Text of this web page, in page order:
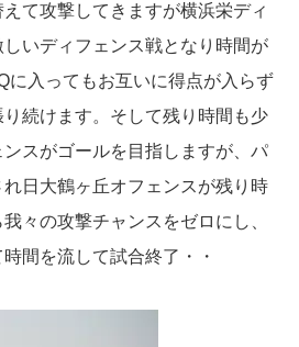
て攻撃してきますが横浜栄ディ
いディフェンス戦となり時間が
に入ってもお互いに得点が入らず
続けます。そして残り時間も少
スがゴールを目指しますが、パ
日大鶴ヶ丘オフェンスが残り時
々の攻撃チャンスをゼロにし、
間を流して試合終了・・